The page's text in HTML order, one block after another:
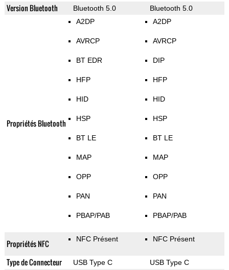
Version Bluetooth Bluetooth 5.0 Bluetooth 5.0
Propriétés Bluetooth
A2DP
AVRCP
BT EDR
HFP
HID
HSP
BT LE
MAP
OPP
PAN
PBAP/PAB
A2DP
AVRCP
DIP
HFP
HID
HSP
BT LE
MAP
OPP
PAN
PBAP/PAB
Propriétés NFC NFC Présent NFC Présent
Type de Connecteur USB Type C USB Type C